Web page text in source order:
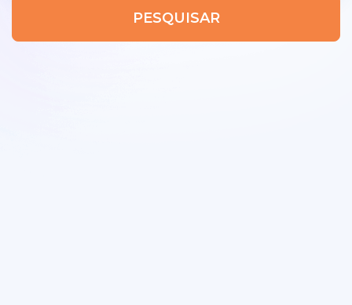
PESQUISAR